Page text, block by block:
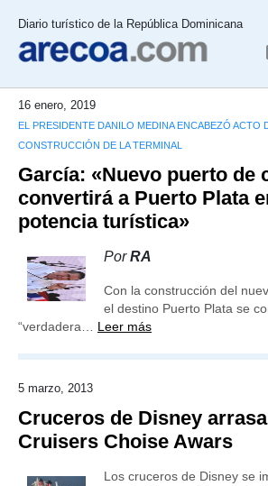
Diario turístico de la República Dominicana
16 enero, 2019
EL PRESIDENTE DANILO MEDINA ENCABEZÓ ACTO
CONSTRUCCIÓN DE LA TERMINAL
García: «Nuevo puerto de
convertirá a Puerto Plata
potencia turística»
PorRA
Con la construcción del
el destino Puerto Plata se
“verdadera… Leer más
5 marzo, 2013
Cruceros de Disney
Cruisers Choise Awars
Los cruceros de Disney se